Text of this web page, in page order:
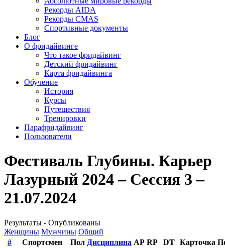
Рекорды AIDA
Рекорды CMAS
Спортивные документы
Блог
О фридайвинге
Что такое фридайвинг
Детский фридайвинг
Карта фридайвинга
Обучение
История
Курсы
Путешествия
Тренировки
Парафридайвинг
Пользователи
Фестиваль Глубины. Карьер
Лазурный 2024 – Сессия 3 –
21.07.2024
Результаты - Опубликованы
Женщины Мужчины Общий
#
Спортсмен Пол Дисциплина AP RP DT Карточка